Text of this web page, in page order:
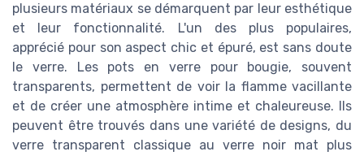
plusieurs matériaux se démarquent par leur esthétique
et leur fonctionnalité. L'un des plus populaires,
apprécié pour son aspect chic et épuré, est sans doute
le verre. Les pots en verre pour bougie, souvent
transparents, permettent de voir la flamme vacillante
et de créer une atmosphère intime et chaleureuse. Ils
peuvent être trouvés dans une variété de designs, du
verre transparent classique au verre noir mat plus